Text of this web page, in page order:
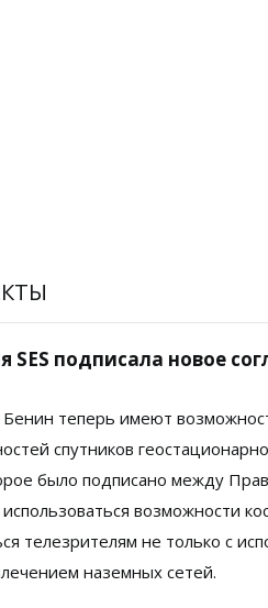
SES подписала новое
теперь имеют
спутников
было подписано между
возможности
телезрителям не только с
наземных сетей.